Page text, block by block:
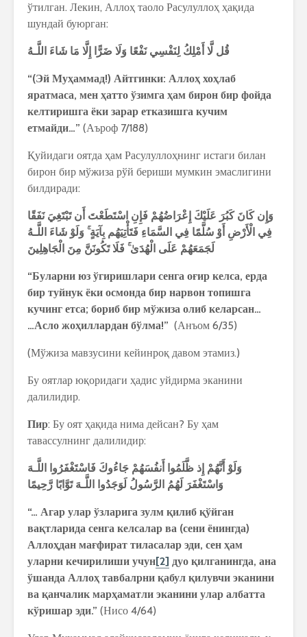
ўтилган. Лекин, Аллоҳ таоло Расулуллоҳ ҳақида
шундай буюрган:
قُل لَّا أَمْلِكُ لِنَفْسِي نَفْعًا وَلَا ضَرًّا إِلَّا مَا شَاءَ اللَّـهُ
“(Эй Муҳаммад!) Айтгинки: Аллоҳ хоҳлаб
яратмаса, мен ҳатто ўзимга ҳам бирон бир фойда
келтиришга ёки зарар етказишга кучим
етмайди…” (Аъроф 7/188)
Қуйидаги оятда ҳам Расулуллоҳнинг истаги билан
бирон бир мўжиза рўй бериши мумкин эмаслигини
билдиради:
وَإِن كَانَ كَبُرَ عَلَيْكَ إِعْرَاضُهُمْ فَإِنِ اسْتَطَعْتَ أَن تَبْتَغِيَ نَفَقًا
فِي الْأَرْضِ أَوْ سُلَّمًا فِي السَّمَاءِ فَتَأْتِيَهُم بِآيَةٍ وَلَوْ شَاءَ اللَّـهُ
لَجَمَعَهُمْ عَلَى الْهُدَىٰ فَلَا تَكُونَنَّ مِنَ الْجَاهِلِينَ
“Буларни юз ўгиришлари сенга оғир келса, ерда
бир туйнук ёки осмонда бир нарвон топишга
кучинг етса; бориб бир мўжиза олиб келарсан…
…Асло жоҳиллардан бўлма!” (Анъом 6/35)
(Мўжиза мавзусини кейинроқ давом этамиз.)
Бу оятлар юқоридаги ҳадис уйдирма эканини
далилидир.
Пир: Бу оят ҳақида нима дейсан? Бу ҳам
тавассулнинг далилидир:
وَلَوْ أَنَّهُمْ إِذ ظَّلَمُوا أَنفُسَهُمْ جَاءُوكَ فَاسْتَغْفَرُوا اللَّـهَ
وَاسْتَغْفَرَ لَهُمُ الرَّسُولُ لَوَجَدُوا اللَّـهَ تَوَّابًا رَّحِيمًا
“… Агар улар ўзларига зулм қилиб қўйган
вақтларида сенга келсалар ва (сени ёнингда)
Аллоҳдан мағфират тиласалар эди, сен ҳам
уларни кечирилиши учун[2] дуо қилганингда, ана
ўшанда Аллоҳ тавбалрни қабул қилувчи эканини
ва қанчалик марҳаматли эканини улар албатта
кўришар эди.” (Нисо 4/64)